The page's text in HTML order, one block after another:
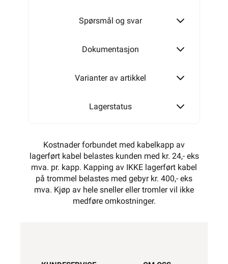
Spørsmål og svar
Dokumentasjon
Varianter av artikkel
Lagerstatus
Kostnader forbundet med kabelkapp av
lagerført kabel belastes kunden med kr. 24,- eks
mva. pr. kapp. Kapping av IKKE lagerført kabel
på trommel belastes med gebyr kr. 400,- eks
mva. Kjøp av hele sneller eller tromler vil ikke
medføre omkostninger.